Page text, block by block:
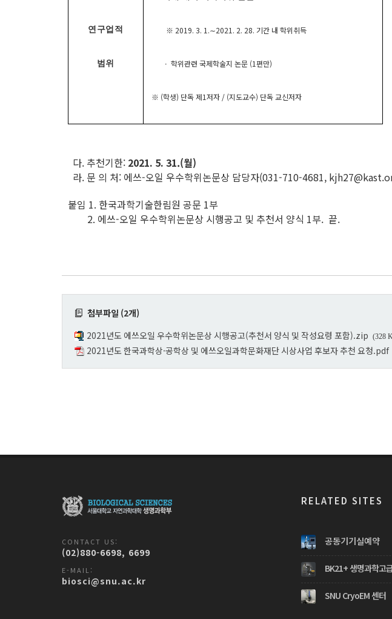
연구업적
범위
※ 2019. 3. 1.∼2021. 2. 28. 기간 내 학위취득
ㆍ 학위관련 국제학술지 논문 (1편만)
※ (학생) 단독 제1저자 / (지도교수) 단독 교신저자
다. 추천기한: 2021. 5. 31.(월)
라. 문 의 처: 에쓰-오일 우수학위논문상 담당자(031-710-4681,
붙임 1. 한국과학기술한림원 공문 1부
2. 에쓰-오일 우수학위논문상 시행공고 및 추천서 양식 1부. 끝.
첨부파일 (2개)
2021년도 에쓰오일 우수학위논문상 시행공고(추천서 양식 및 작성요령 포함).zip (328
2021년도 한국과학상·공학상 및 에쓰오일과학문화재단 시상사업 후보자 추천 요청.pdf
CONTACT US:
(02)880-6698, 6699
E-MAIL:
biosci@snu.ac.kr
RELATED SITES
공동기기실예약
BK21+ 생명과학고
SNU CryoEM 센터